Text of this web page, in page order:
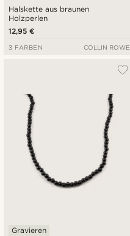
Halskette aus braunen
Holzperlen
12,95 €
3 FARBEN COLLIN ROWE
Gravieren